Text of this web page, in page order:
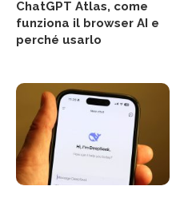
ChatGPT Atlas, come
funziona il browser AI e
perché usarlo